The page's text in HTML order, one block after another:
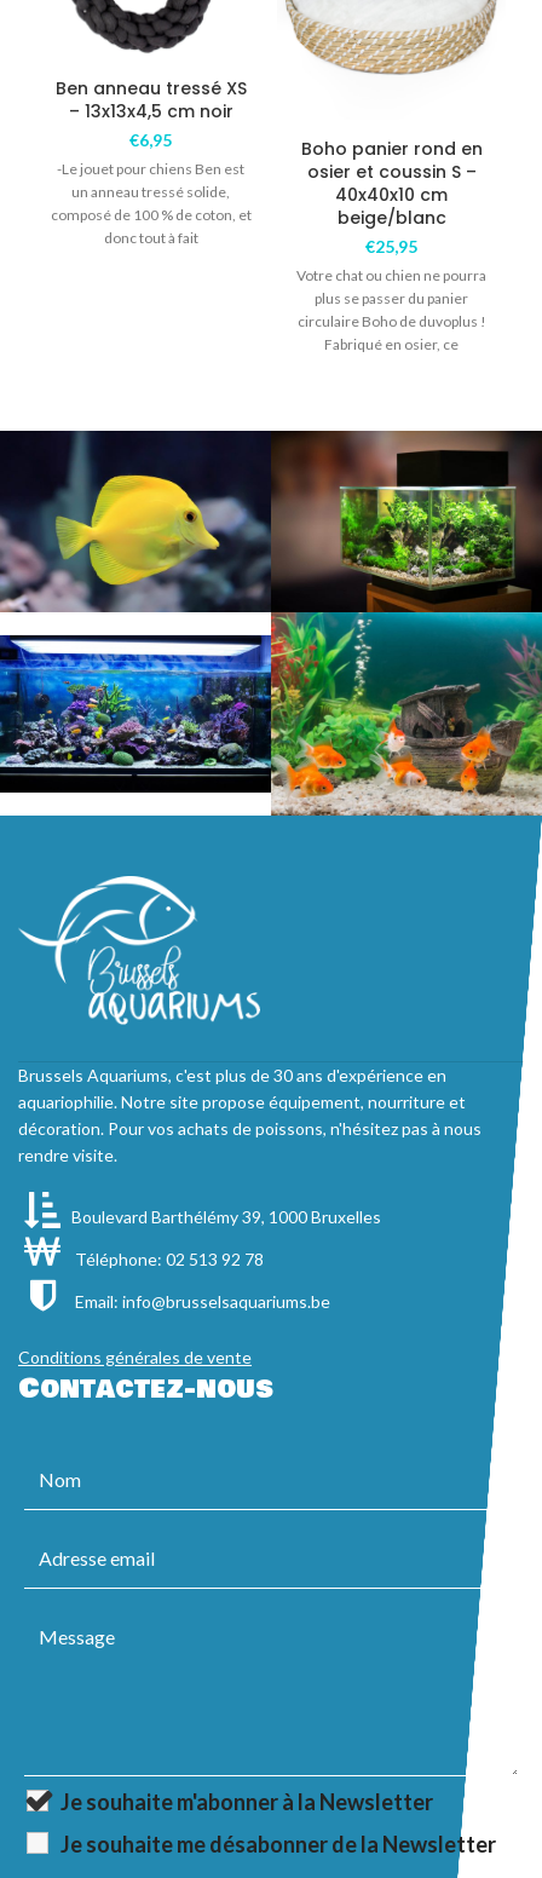
Ben anneau tressé XS
– 13x13x4,5 cm noir
€6,95
-Le jouet pour chiens Ben est
un anneau tressé solide,
composé de 100 % de coton, et
donc tout à fait
Boho panier rond en
osier et coussin S –
40x40x10 cm
beige/blanc
€25,95
Votre chat ou chien ne pourra
plus se passer du panier
circulaire Boho de duvoplus !
Fabriqué en osier, ce
Brussels Aquariums, c'est plus de 30 ans d'expérience en
aquariophilie. Notre site propose équipement, nourriture et
décoration. Pour vos achats de poissons, n'hésitez pas à nous
rendre visite.
Boulevard Barthélémy 39, 1000 Bruxelles
Téléphone: 02 513 92 78
Email: info@brusselsaquariums.be
Conditions générales de vente
Contactez-nous
Je souhaite m'abonner à la Newsletter
Je souhaite me désabonner de la Newsletter